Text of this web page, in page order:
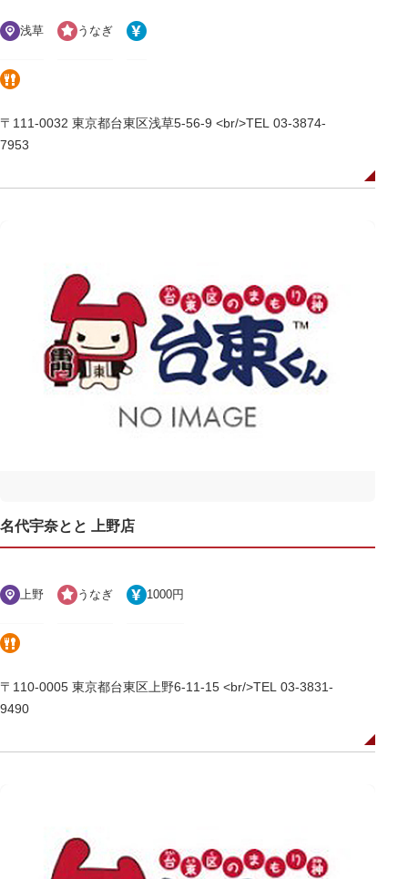
浅草 うなぎ
〒111-0032 東京都台東区浅草5-56-9 <br/>TEL 03-3874-
7953
名代宇奈とと 上野店
上野 うなぎ 1000円
〒110-0005 東京都台東区上野6-11-15 <br/>TEL 03-3831-
9490